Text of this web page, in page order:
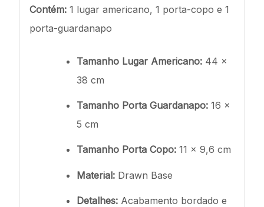
Contém: 1 lugar americano, 1 porta-copo e 1
porta-guardanapo
Tamanho Lugar Americano: 44 x
38 cm
Tamanho Porta Guardanapo: 16 x
5 cm
Tamanho Porta Copo: 11 x 9,6 cm
Material: Drawn Base
Detalhes: Acabamento bordado e